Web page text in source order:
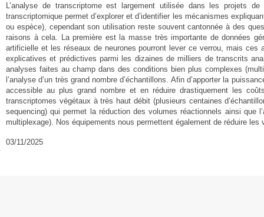
L’analyse de transcriptome est largement utilisée dans les projets
transcriptomique permet d’explorer et d’identifier les mécanismes
ou espèce), cependant son utilisation reste souvent cantonnée à des
raisons à cela. La première est la masse très importante de données
artificielle et les réseaux de neurones pourront lever ce verrou, mais
explicatives et prédictives parmi les dizaines de milliers de transcrits
analyses faites au champ dans des conditions bien plus complexes
l’analyse d’un très grand nombre d’échantillons. Afin d’apporter la
accessible au plus grand nombre et en réduire drastiquement les
transcriptomes végétaux à très haut débit (plusieurs centaines
sequencing) qui permet la réduction des volumes réactionnels ainsi que
multiplexage). Nos équipements nous permettent également de réduire les
03/11/2025